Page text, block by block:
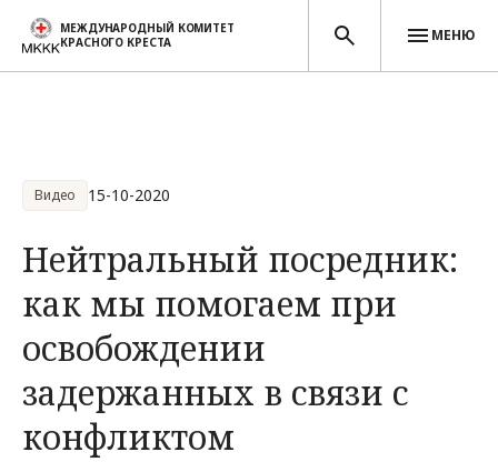
МЕЖДУНАРОДНЫЙ КОМИТЕТ
КРАСНОГО КРЕСТА
МЕНЮ
Видео 15-10-2020
Нейтральный посредник:
как мы помогаем при
освобождении
задержанных в связи с
конфликтом